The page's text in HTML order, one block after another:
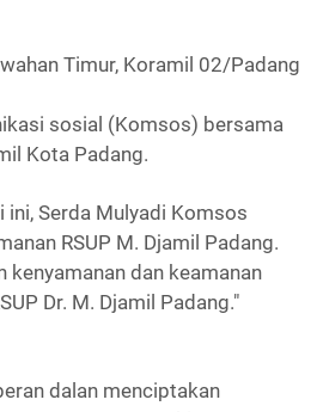
Timur, Koramil 02/Padang
sosial (Komsos) bersama
Kota Padang.
ini, Serda Mulyadi Komsos
RSUP M. Djamil Padang.
kenyamanan dan keamanan
Dr. M. Djamil Padang."
dalan menciptakan